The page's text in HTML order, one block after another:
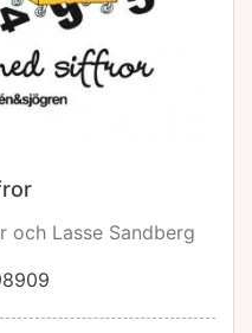
och Lasse Sandberg